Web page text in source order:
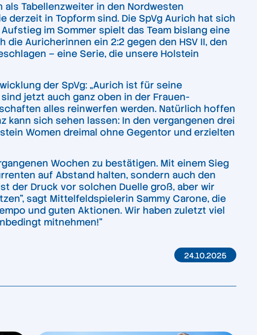
Tabellenzweiter in den Nordwesten
derzeit in Topform sind. Die SpVg Aurich hat sich
im Sommer spielt das Team bislang eine
die Auricherinnen ein 2:2 gegen den HSV II, den
– eine Serie, die unsere Holstein
der SpVg: „Aurich ist für seine
jetzt auch ganz oben in der Frauen-
alles reinwerfen werden. Natürlich hoffen
kann sich sehen lassen: In den vergangenen drei
Women dreimal ohne Gegentor und erzielten
Wochen zu bestätigen. Mit einem Sieg
auf Abstand halten, sondern auch den
der Druck vor solchen Duelle groß, aber wir
sagt Mittelfeldspielerin Sammy Carone, die
und guten Aktionen. Wir haben zuletzt viel
mitnehmen!”
24.10.2025